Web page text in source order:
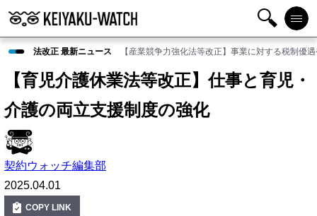
検
索
メニ
ュー
法改正 最新ニュース 【産業競争力強化法等改正】事業に対する税制優
【育児介護休業法等改正】仕事と育児・
介護の両立支援制度の強化
契約ウォッチ編集部
2025.04.01
COPY LINK